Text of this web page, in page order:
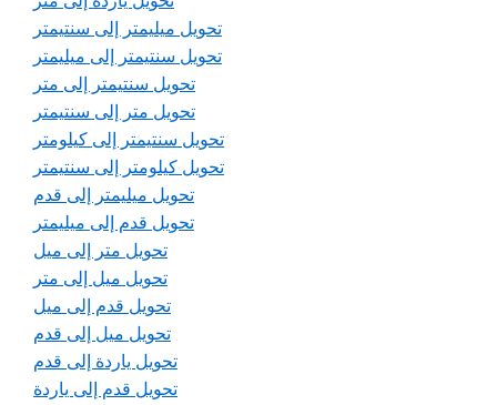
تحويل ميليمتر إلى سنتيمتر
تحويل سنتيمتر إلى ميليمتر
تحويل سنتيمتر إلى متر
تحويل متر إلى سنتيمتر
تحويل سنتيمتر إلى كيلومتر
تحويل كيلومتر إلى سنتيمتر
تحويل ميليمتر إلى قدم
تحويل قدم إلى ميليمتر
تحويل متر إلى ميل
تحويل ميل إلى متر
تحويل قدم إلى ميل
تحويل ميل إلى قدم
تحويل ياردة إلى قدم
تحويل قدم إلى ياردة